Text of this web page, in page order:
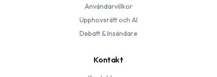
Användarvillkor
Upphovsrätt och AI
Debatt & Insändare
Kontakt